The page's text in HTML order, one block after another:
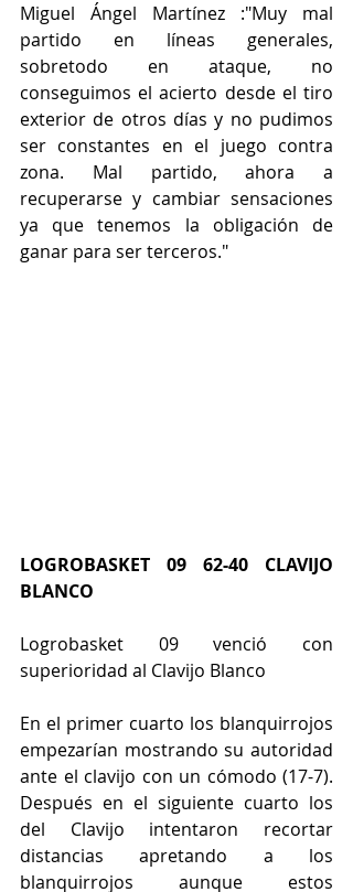
Miguel Ángel Martínez :"Muy mal
partido en líneas generales,
sobretodo en ataque, no
conseguimos el acierto desde el tiro
exterior de otros días y no pudimos
ser constantes en el juego contra
zona. Mal partido, ahora a
recuperarse y cambiar sensaciones
ya que tenemos la obligación de
ganar para ser terceros."
LOGROBASKET 09 62-40 CLAVIJO
BLANCO
Logrobasket 09 venció con
superioridad al Clavijo Blanco
En el primer cuarto los blanquirrojos
empezarían mostrando su autoridad
ante el clavijo con un cómodo (17-7).
Después en el siguiente cuarto los
del Clavijo intentaron recortar
distancias apretando a los
blanquirrojos aunque estos